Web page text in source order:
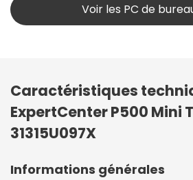
Voir les PC de
Caractéristiques
ExpertCenter P500 Mini
31315U097X
Informations générales